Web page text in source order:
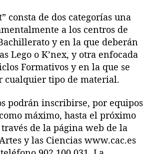
consta de dos categorías una
a los centros de
y en la que deberán
Lego o K’nex, y otra enfocada
Formativos y en la que se
cualquier tipo de material.
podrán inscribirse, por equipos
máximo, hasta el próximo
de la página web de la
y las Ciencias www.cac.es